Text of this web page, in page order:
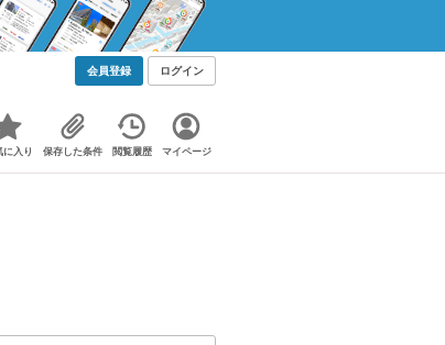
会員登録 ログイン
に入り 保存した条件 閲覧履歴 マイページ